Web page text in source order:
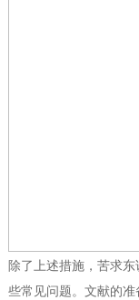
除了上述措施，苦求
些常见问题。文献的